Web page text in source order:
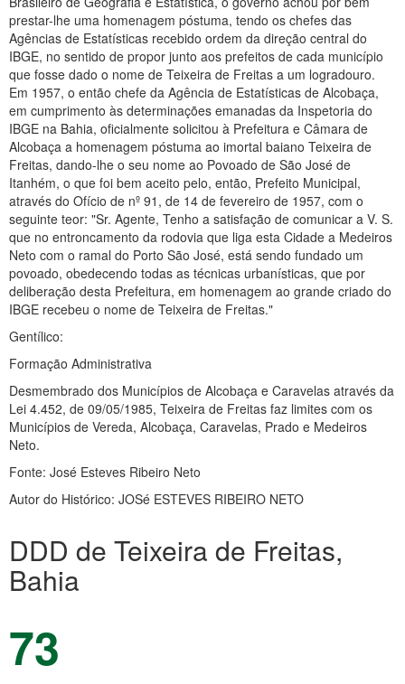
prestar-lhe uma homenagem póstuma, tendo os chefes das
Agências de Estatísticas recebido ordem da direção central do
IBGE, no sentido de propor junto aos prefeitos de cada município
que fosse dado o nome de Teixeira de Freitas a um logradouro.
Em 1957, o então chefe da Agência de Estatísticas de Alcobaça,
em cumprimento às determinações emanadas da Inspetoria do
IBGE na Bahia, oficialmente solicitou à Prefeitura e Câmara de
Alcobaça a homenagem póstuma ao imortal baiano Teixeira de
Freitas, dando-lhe o seu nome ao Povoado de São José de
Itanhém, o que foi bem aceito pelo, então, Prefeito Municipal,
através do Ofício de nº 91, de 14 de fevereiro de 1957, com o
seguinte teor: "Sr. Agente, Tenho a satisfação de comunicar a V. S.
que no entroncamento da rodovia que liga esta Cidade a Medeiros
Neto com o ramal do Porto São José, está sendo fundado um
povoado, obedecendo todas as técnicas urbanísticas, que por
deliberação desta Prefeitura, em homenagem ao grande criado do
IBGE recebeu o nome de Teixeira de Freitas."
Gentílico:
Formação Administrativa
Desmembrado dos Municípios de Alcobaça e Caravelas através da
Lei 4.452, de 09/05/1985, Teixeira de Freitas faz limites com os
Municípios de Vereda, Alcobaça, Caravelas, Prado e Medeiros
Neto.
Fonte: José Esteves Ribeiro Neto
Autor do Histórico: JOSé ESTEVES RIBEIRO NETO
DDD de Teixeira de Freitas,
Bahia
73